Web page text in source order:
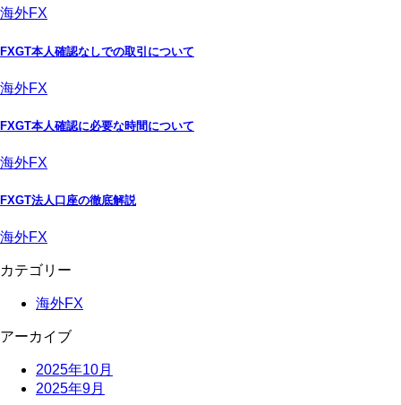
海外FX
FXGT本人確認なしでの取引について
海外FX
FXGT本人確認に必要な時間について
海外FX
FXGT法人口座の徹底解説
海外FX
カテゴリー
海外FX
アーカイブ
2025年10月
2025年9月